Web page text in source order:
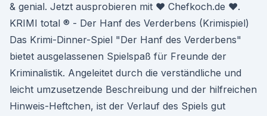
& genial. Jetzt ausprobieren mit ♥ Chefkoch.de ♥.
KRIMI total ® - Der Hanf des Verderbens (Krimispiel)
Das Krimi-Dinner-Spiel "Der Hanf des Verderbens"
bietet ausgelassenen Spielspaß für Freunde der
Kriminalistik. Angeleitet durch die verständliche und
leicht umzusetzende Beschreibung und der hilfreichen
Hinweis-Heftchen, ist der Verlauf des Spiels gut